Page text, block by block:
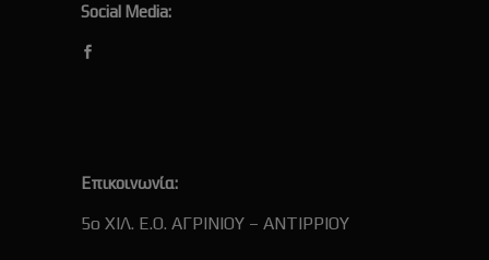
Social Media:
Επικοινωνία:
5ο ΧΙΛ. Ε.Ο. ΑΓΡΙΝΙΟΥ – ΑΝΤΙΡΡΙΟΥ